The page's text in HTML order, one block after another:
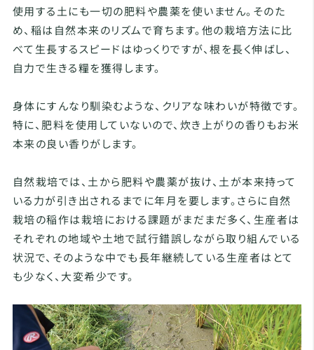
使用する土にも一切の肥料や農薬を使いません。そのた
め、稲は自然本来のリズムで育ちます。他の栽培方法に比
べて生長するスピードはゆっくりですが、根を長く伸ばし、
自力で生きる糧を獲得します。
身体にすんなり馴染むような、クリアな味わいが特徴です。
特に、肥料を使用していないので、炊き上がりの香りもお米
本来の良い香りがします。
自然栽培では、土から肥料や農薬が抜け、土が本来持って
いる力が引き出されるまでに年月を要します。さらに自然
栽培の稲作は栽培における課題がまだまだ多く、生産者は
それぞれの地域や土地で試行錯誤しながら取り組んでいる
状況で、そのような中でも長年継続している生産者はとて
も少なく、大変希少です。